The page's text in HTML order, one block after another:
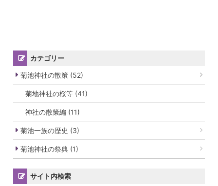
カテゴリー
菊池神社の散策 (52)
菊地神社の桜等 (41)
神社の散策編 (11)
菊池一族の歴史 (3)
菊池神社の祭典 (1)
サイト内検索